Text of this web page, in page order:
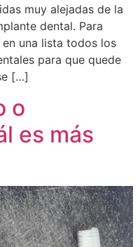
muy alejadas de la
dental. Para
una lista todos los
para que quede
[…]
o
es más